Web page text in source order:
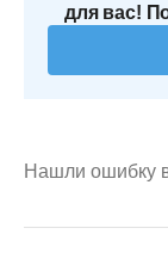
для вас!
Нашли ошибку